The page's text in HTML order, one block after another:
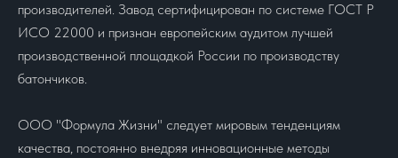
производителей. Завод сертифицирован по системе ГОСТ Р
ИСО 22000 и признан европейским аудитом лучшей
производственной площадкой России по производству
батончиков.
ООО "Формула Жизни" следует мировым тенденциям
качества, постоянно внедряя инновационные методы